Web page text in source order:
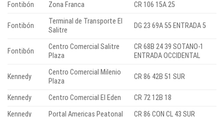
Fontibón
Zona Franca CR 106 15A 25
Fontibón
Terminal de Transporte El
Salitre
DG 23 69A 55 ENTRADA 5
Fontibón
Centro Comercial Salitre
Plaza
CR 68B 24 39 SOTANO-1
ENTRADA OCCIDENTAL
Kennedy
Centro Comercial Milenio
Plaza
CR 86 42B 51 SUR
Kennedy Centro Comercial El Eden
CR 72 12B 18
Kennedy
Portal Americas Peatonal
CR 86 CON CL 43 SUR